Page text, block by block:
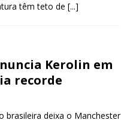
têm teto de [...]
Kerolin em
recorde
brasileira deixa o Manchester